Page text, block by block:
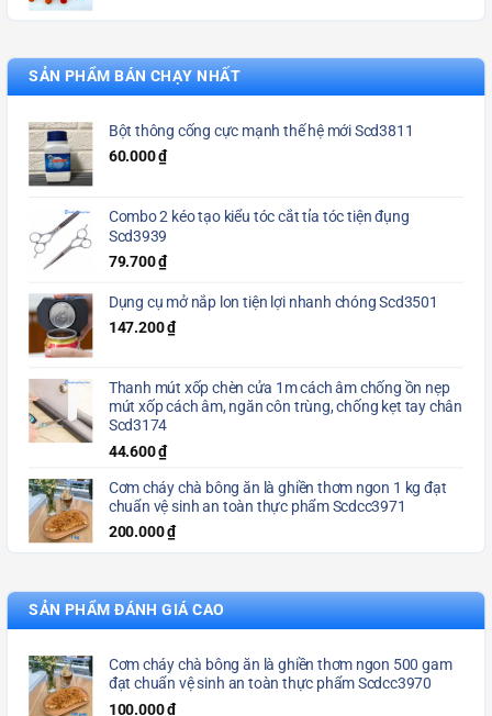
SẢN PHẨM BÁN CHẠY NHẤT
Bột thông cống cực mạnh thế hệ mới Scd3811
60.000₫
Combo 2 kéo tạo kiểu tóc cắt tỉa tóc tiện đụng
Scd3939
79.700₫
Dụng cụ mở nắp lon tiện lợi nhanh chóng Scd3501
147.200₫
Thanh mút xốp chèn cửa 1m cách âm chống ồn nẹp
mút xốp cách âm, ngăn côn trùng, chống kẹt tay chân
Scd3174
44.600₫
Cơm cháy chà bông ăn là ghiền thơm ngon 1 kg đạt
chuẩn vệ sinh an toàn thực phẩm Scdcc3971
200.000₫
SẢN PHẨM ĐÁNH GIÁ CAO
Cơm cháy chà bông ăn là ghiền thơm ngon 500 gam
đạt chuẩn vệ sinh an toàn thực phẩm Scdcc3970
100.000₫